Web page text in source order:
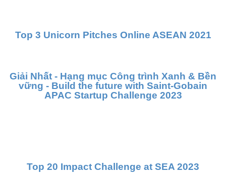
Top 3 Unicorn Pitches Online ASEAN 2021
Giải Nhất - Hạng mục Công trình Xanh & Bền
vững - Build the future with Saint-Gobain
APAC Startup Challenge 2023
Top 20 Impact Challenge at SEA 2023